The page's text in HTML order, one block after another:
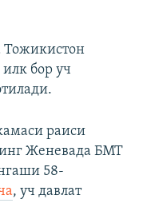
Тожикистон
бор уч
раиси
Женевада БМТ
58-
, уч давлат